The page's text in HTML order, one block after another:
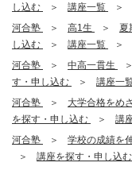
し込む
講座一覧
河合塾
高1生 夏
し込む
講座一覧
河合塾
中高一貫生
す・申し込む
講座一
河合塾
大学合格をめ
を探す・申し込む
講
河合塾
学校の成績を
講座を探す・申し込む